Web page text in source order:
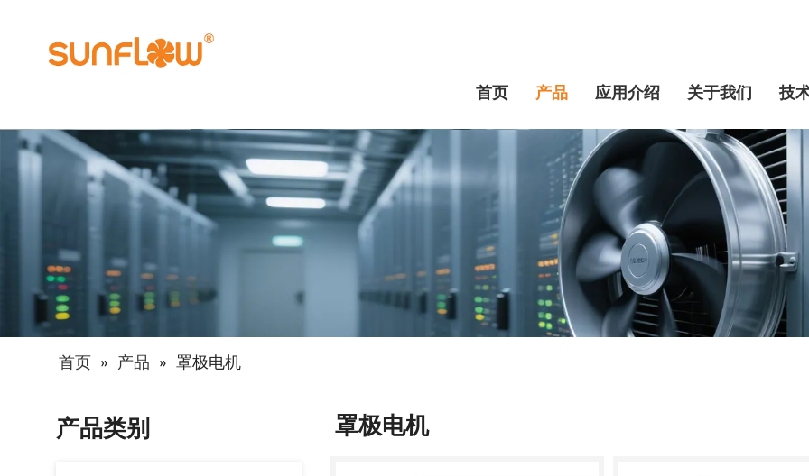
首页 产品 应用介绍 关于我们 技
首页 » 产品 » 罩极电机
产品类别 罩极电机